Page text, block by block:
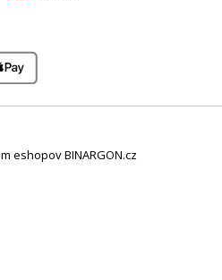
eshopov BINARGON.cz